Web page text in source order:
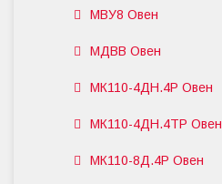
МВУ8 Овен
МДВВ Овен
МК110-4ДН.4Р Овен
МК110-4ДН.4ТР Овен
МК110-8Д.4Р Овен